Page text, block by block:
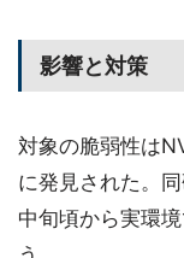
影響と対策
対象の脆弱性は
に発見された。
中旬頃から実環